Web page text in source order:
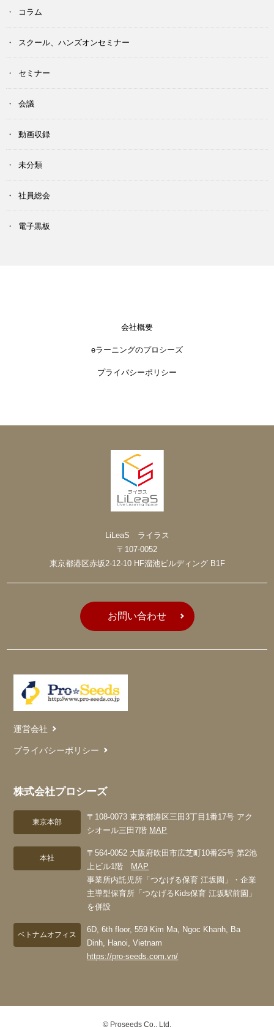
コラム
スクール、ハンズオンセミナー
セミナー
会議
動画収録
未分類
社員総会
電子黒板
会社概要
eラーニングのプロシーズ
プライバシーポリシー
LiLeaS ライラス
〒107-0052
東京都港区赤坂2-12-10 HF溜池ビルディング B1F
お問い合わせ
運営会社
プライバシーポリシー
株式会社プロシーズ
東京本部
〒108-0073 東京都港区三田3丁目1番17号 アク
シオール三田7階 MAP
本社
〒564-0052 大阪府吹田市広芝町10番25号 第2池
上ビル1階
MAP
事業所内託児所「つなげる保育 江坂園」・企業
主導型保育所「つなげるKids保育 江坂駅前園」
を併設
ベトナムオフィス
6D, 6th floor, 559 Kim Ma, Ngoc Khanh, Ba
Dinh, Hanoi, Vietnam
https://pro-seeds.com.vn/
© Proseeds Co., Ltd.